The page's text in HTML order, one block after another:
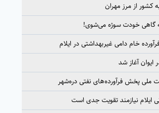
کشور از مرز مهران
گاهی خودت سوژه می‌شوی!
ایوان آغاز شد
ملی پخش فرآورده‌های نفتی دره‌شهر
ایلام نیازمند تقویت جدی است